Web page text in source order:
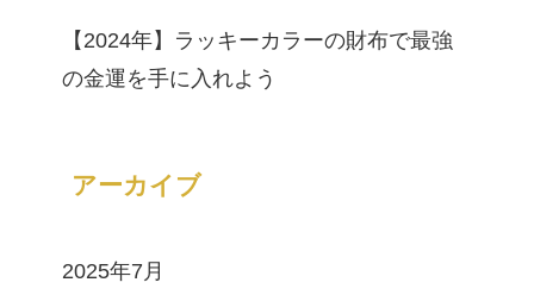
【2024年】ラッキーカラーの財布で最強
の金運を手に入れよう
アーカイブ
2025年7月